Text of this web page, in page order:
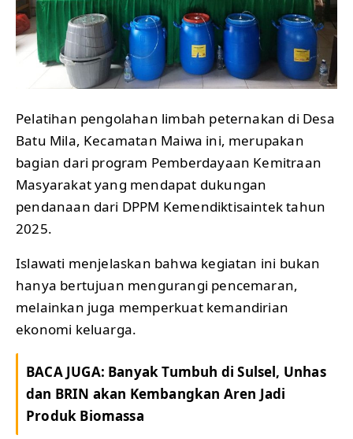
Pelatihan pengolahan limbah peternakan di Desa
Batu Mila, Kecamatan Maiwa ini, merupakan
bagian dari program Pemberdayaan Kemitraan
Masyarakat yang mendapat dukungan
pendanaan dari DPPM Kemendiktisaintek tahun
2025.
Islawati menjelaskan bahwa kegiatan ini bukan
hanya bertujuan mengurangi pencemaran,
melainkan juga memperkuat kemandirian
ekonomi keluarga.
BACA JUGA: Banyak Tumbuh di Sulsel, Unhas
dan BRIN akan Kembangkan Aren Jadi
Produk Biomassa